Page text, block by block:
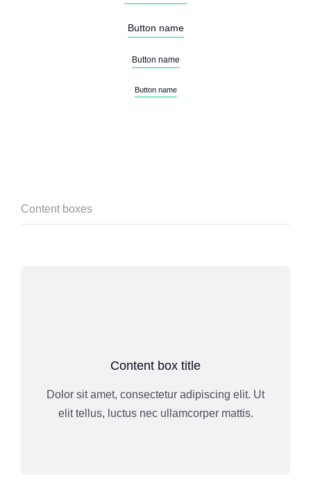
Button name
Button name
Button name
Content boxes
Content box title
Dolor sit amet, consectetur adipiscing elit. Ut
elit tellus, luctus nec ullamcorper mattis.